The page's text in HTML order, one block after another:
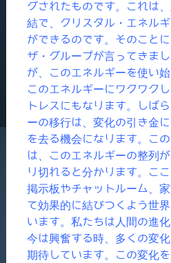
グされたものです。これは
結で、クリスタル・エネル
ができるのです。そのこと
ザ・グループが言ってきま
が、このエネルギーを使い
このエネルギーにワクワク
トレスにもなります。しば
ーの移行は、変化の引き金
を去る機会になります。こ
は、このエネルギーの整列
り切れると分かります。こ
掲示板やチャットルーム、
て効果的に結びつくよう世
います。私たちは人間の進
今は興奮する時、多くの変
期待しています。この変化